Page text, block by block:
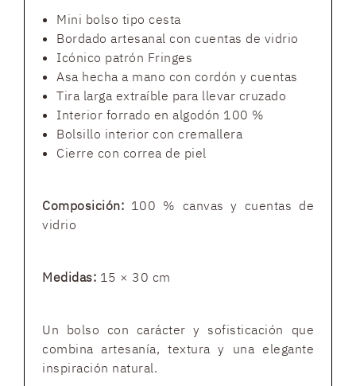
Mini bolso tipo cesta
Bordado artesanal con cuentas de vidrio
Icónico patrón Fringes
Asa hecha a mano con cordón y cuentas
Tira larga extraíble para llevar cruzado
Interior forrado en algodón 100 %
Bolsillo interior con cremallera
Cierre con correa de piel
Composición: 100 % canvas y cuentas de
vidrio
Medidas: 15 × 30 cm
Un bolso con carácter y sofisticación que
combina artesanía, textura y una elegante
inspiración natural.